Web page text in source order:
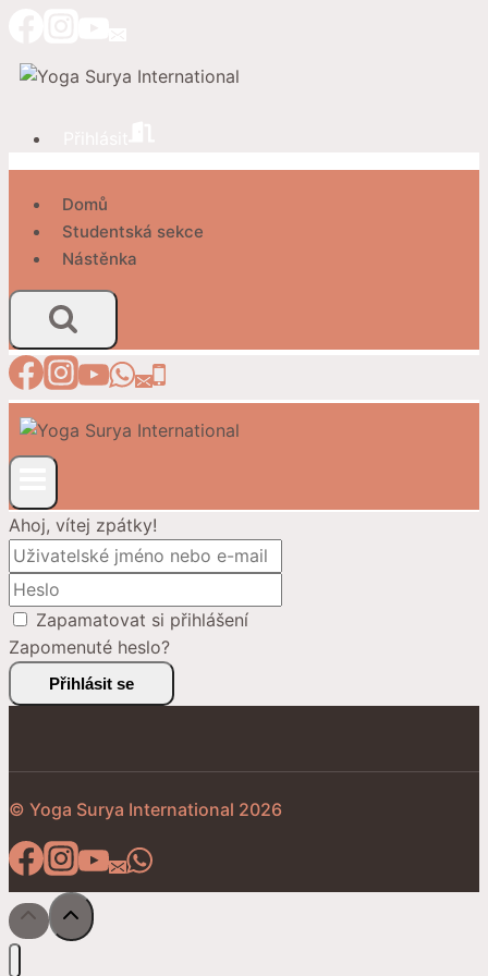
obsah
Domů
Studentská sekce
Nástěnka
Ahoj, vítej zpátky!
Zapamatovat si přihlášení
Zapomenuté heslo?
Přihlásit se
© Yoga Surya International 2026